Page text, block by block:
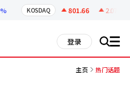
KOSDAQ 801.66 2.07
登录 搜 all
主页 热门话题